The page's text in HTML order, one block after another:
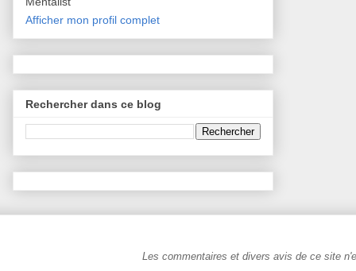
Afficher mon profil complet
Rechercher dans ce blog
Les commentaires et divers avis de ce site